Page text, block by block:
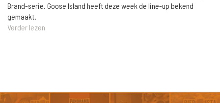
Brand-serie. Goose Island heeft deze week de line-up bekend
gemaakt.
Verder lezen